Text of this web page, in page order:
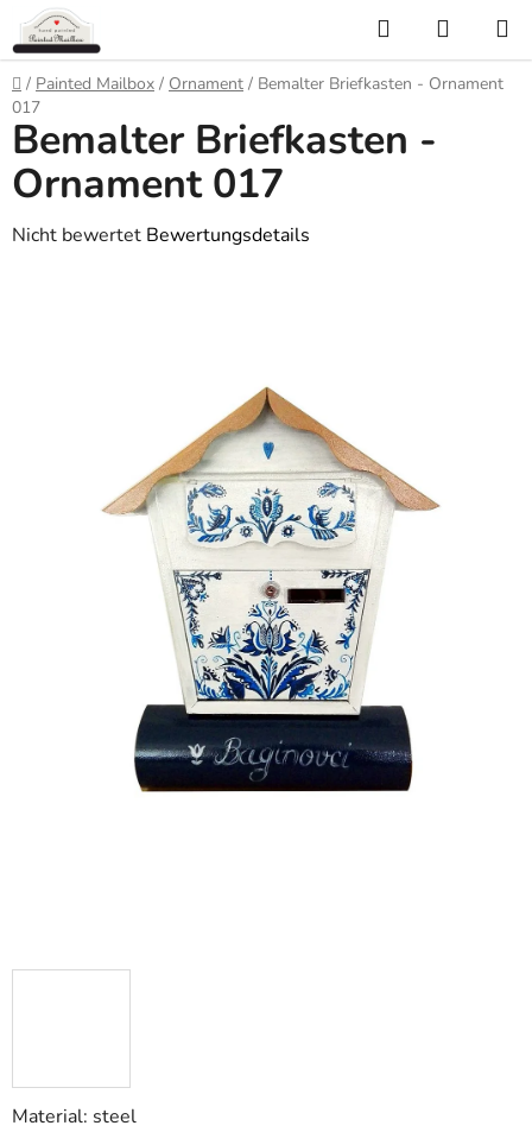
Zum
Inhalt
springen
Suchen
Startseite
/ Painted Mailbox / Ornament / Bemalter Briefkasten - Ornament
017
Material: steel
Bemalter Briefkasten -
Ornament 017
Die
Nicht bewertet Bewertungsdetails